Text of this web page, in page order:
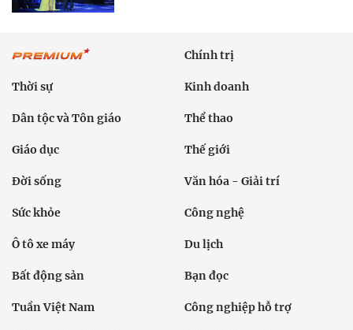
Chính trị
Thời sự Kinh doanh
Dân tộc và Tôn giáo Thể thao
Giáo dục Thế giới
Đời sống Văn hóa - Giải trí
Sức khỏe Công nghệ
Ô tô xe máy Du lịch
Bất động sản Bạn đọc
Tuần Việt Nam Công nghiệp hỗ trợ